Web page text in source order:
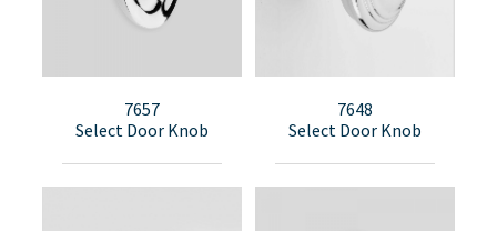
7657
Select Door Knob
7648
Select Door Knob